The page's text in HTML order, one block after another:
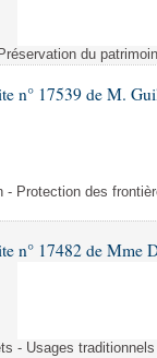
du
n° 17539 de M.
- Protection des
n° 17482 de Mme
- Usages